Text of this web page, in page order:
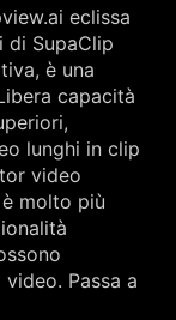
eclissa
di SupaClip
è una
capacità
lunghi in clip
video
molto più
Passa a